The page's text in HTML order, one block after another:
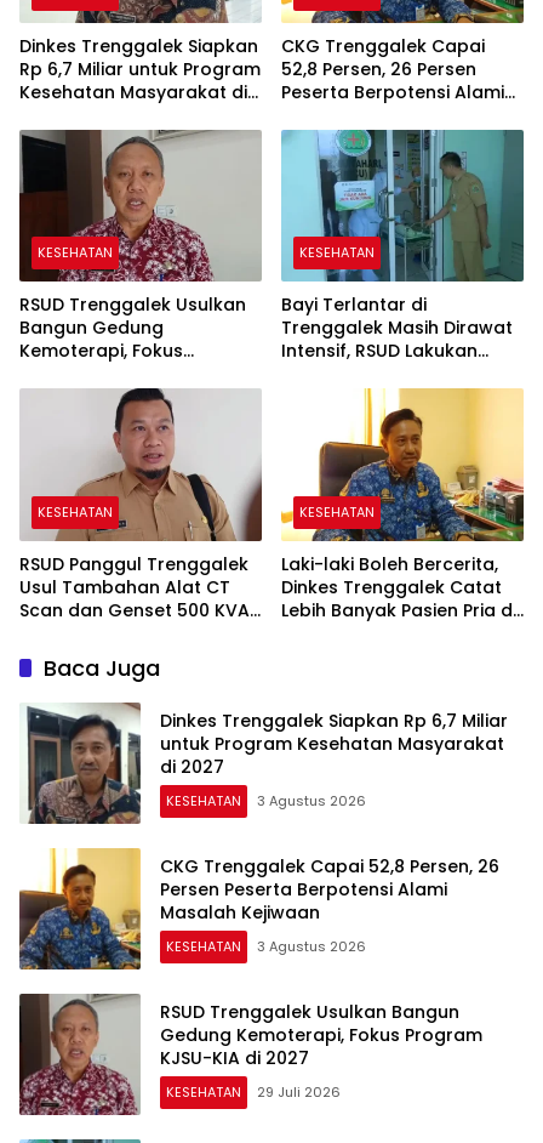
Dinkes Trenggalek Siapkan
Rp 6,7 Miliar untuk Program
Kesehatan Masyarakat di
CKG Trenggalek Capai
52,8 Persen, 26 Persen
Peserta Berpotensi Alami
KESEHATAN
RSUD Trenggalek Usulkan
Bangun Gedung
Kemoterapi, Fokus
KESEHATAN
Bayi Terlantar di
Trenggalek Masih Dirawat
Intensif, RSUD Lakukan
KESEHATAN
RSUD Panggul Trenggalek
Usul Tambahan Alat CT
Scan dan Genset 500 KVA
KESEHATAN
Laki-laki Boleh Bercerita,
Dinkes Trenggalek Catat
Lebih Banyak Pasien Pria di
Baca Juga
Dinkes Trenggalek Siapkan Rp 6,7 Miliar
untuk Program Kesehatan Masyarakat
di 2027
KESEHATAN 3 Agustus 2026
CKG Trenggalek Capai 52,8 Persen, 26
Persen Peserta Berpotensi Alami
Masalah Kejiwaan
KESEHATAN 3 Agustus 2026
RSUD Trenggalek Usulkan Bangun
Gedung Kemoterapi, Fokus Program
KJSU-KIA di 2027
KESEHATAN 29 Juli 2026